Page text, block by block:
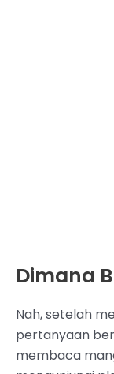
Dimana
Nah, setelah
pertanyaan
membaca